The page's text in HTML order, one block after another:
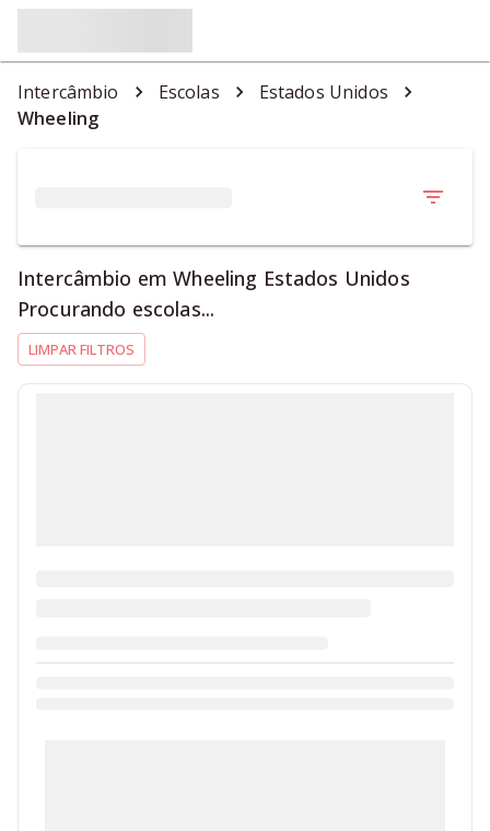
Intercâmbio Escolas
Estados Unidos
Wheeling
Intercâmbio em Wheeling Estados Unidos
Procurando escolas...
LIMPAR FILTROS